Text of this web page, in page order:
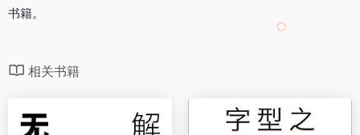
书籍。
相关书籍